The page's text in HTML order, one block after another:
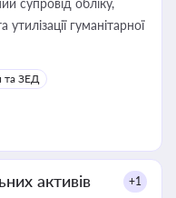
супровід обліку,
гуманітарної
та ЗЕД
активів +1